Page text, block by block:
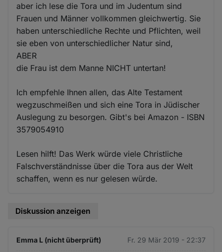
aber ich lese die Tora und im Judentum sind
Frauen und Männer vollkommen gleichwertig. Sie
haben unterschiedliche Rechte und Pflichten, weil
sie eben von unterschiedlicher Natur sind,
ABER
die Frau ist dem Manne NICHT untertan!
Ich empfehle Ihnen allen, das Alte Testament
wegzuschmeißen und sich eine Tora in Jüdischer
Auslegung zu besorgen. Gibt's bei Amazon - ISBN
3579054910
Lesen hilft! Das Werk würde viele Christliche
Falschverständnisse über die Tora aus der Welt
schaffen, wenn es nur gelesen würde.
Diskussion anzeigen
Emma L (nicht überprüft) Fr. 29 Mär 2019 - 22:37